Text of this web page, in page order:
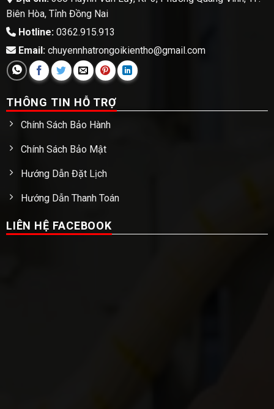
Biên Hòa, Tỉnh Đồng Nai
Hotline:0362.915.913
Email:chuyennhatrongoikientho@gmail.com
THÔNG TIN HỖ TRỢ
Chính Sách Bảo Hành
Chính Sách Bảo Mật
Hướng Dẫn Đặt Lịch
Hướng Dẫn Thanh Toán
LIÊN HỆ FACEBOOK